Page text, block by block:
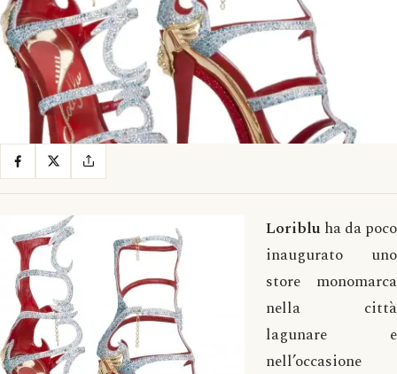
Loribluha da poco
inaugurato uno
store monomarca
nella città
lagunare e
nell’occasione